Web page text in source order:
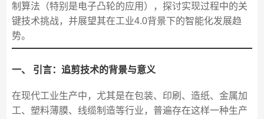
制算法（特别是电子凸轮的应用），探讨实现过程中的关
键技术挑战，并展望其在工业4.0背景下的智能化发展趋
势。
一、 引言：追剪技术的背景与意义
在现代工业生产中，尤其是在包装、印刷、造纸、金属加
工、塑料薄膜、线缆制造等行业，普遍存在这样一种生产